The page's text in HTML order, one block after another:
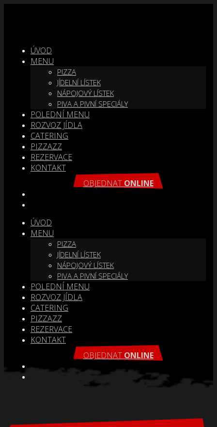
ÚVOD
MENU
PIZZA
JÍDELNÍ LÍSTEK
NÁPOJOVÝ LÍSTEK
PIVA A PIVNÍ SPECIÁLY
POLEDNÍ MENU
ROZVOZ JÍDLA
CATERING
PIZZAZZ
REZERVACE
KONTAKT
OBJEDNAT ONLINE
ÚVOD
MENU
PIZZA
JÍDELNÍ LÍSTEK
NÁPOJOVÝ LÍSTEK
PIVA A PIVNÍ SPECIÁLY
POLEDNÍ MENU
ROZVOZ JÍDLA
CATERING
PIZZAZZ
REZERVACE
KONTAKT
OBJEDNAT ONLINE